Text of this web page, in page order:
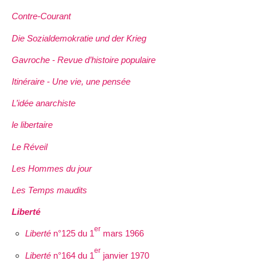
Contre-Courant
Die Sozialdemokratie und der Krieg
Gavroche - Revue d’histoire populaire
Itinéraire - Une vie, une pensée
L’idée anarchiste
le libertaire
Le Réveil
Les Hommes du jour
Les Temps maudits
Liberté
Libertén°125 du 1er mars 1966
Libertén°164 du 1er janvier 1970